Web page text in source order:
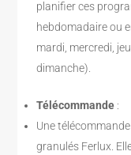
planifier ces
hebdomadaire ou
mardi, mercredi,
dimanche).
Télécommande :
Une
granulés Ferlux.